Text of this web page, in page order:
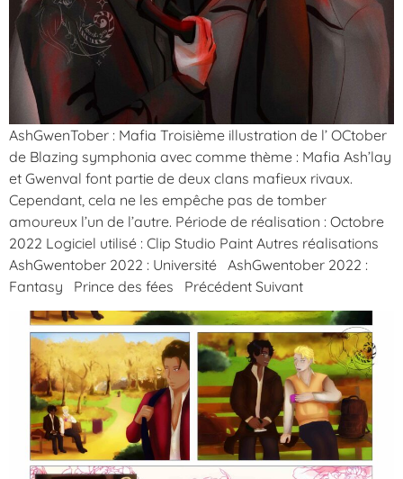
AshGwenTober : Mafia Troisième illustration de l’ OCtober
de Blazing symphonia avec comme thème : Mafia Ash’lay
et Gwenval font partie de deux clans mafieux rivaux.
Cependant, cela ne les empêche pas de tomber
amoureux l’un de l’autre. Période de réalisation : Octobre
2022 Logiciel utilisé : Clip Studio Paint Autres réalisations
AshGwentober 2022 : Université AshGwentober 2022 :
Fantasy Prince des fées Précédent Suivant